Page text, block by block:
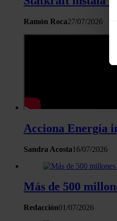
Ramón Roca27/07/2026
Acciona Energía
Sandra Acosta16/07/2026
Más de 500
Redacción01/07/2026